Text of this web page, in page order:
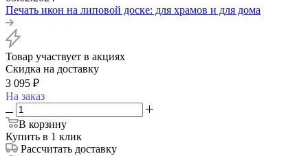
Печать икон на липовой доске: для храмов и для дома
Товар участвует в акциях
Скидка на доставку
3 095 ₽
На заказ
В корзину
Купить в 1 клик
Рассчитать доставку